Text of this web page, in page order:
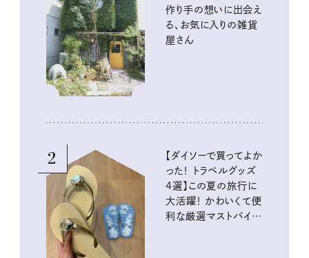
作り手の想いに出会え
る、お気に入りの雑貨
屋さん
2
【ダイソーで買ってよか
った！ トラベルグッズ
4選】この夏の旅行に
大活躍！ かわいくて便
利な厳選マストバイア